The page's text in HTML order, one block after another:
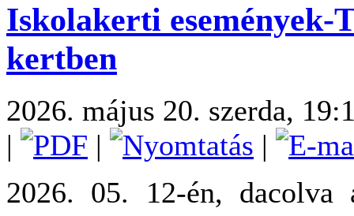
Iskolakerti események-
kertben
2026. május 20. szerda,
|
|
|
2026. 05. 12-én, dacolva